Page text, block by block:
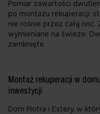
Pomiar zawartości
po montażu rekuperacji:
nie rośnie przez całą
wymieniane na świeże.
zamknięte.
Montaż rekuperacji w
inwestycji
Dom Piotra i Estery, w